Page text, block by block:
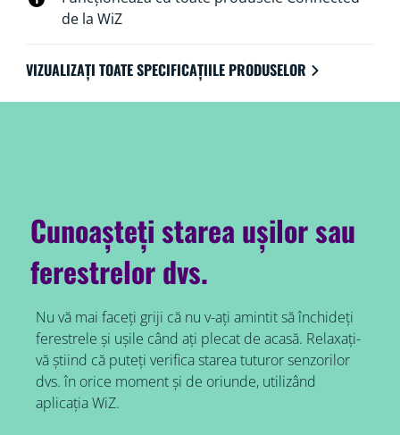
nivelul redus al bateriei din aplicația WiZ și un
de la WiZ
VIZUALIZAȚI TOATE SPECIFICAȚIILE PRODUSELOR
Cunoașteți starea ușilor sau
ferestrelor dvs.
Nu vă mai faceți griji că nu v-ați amintit să închideți
ferestrele și ușile când ați plecat de acasă. Relaxați-
vă știind că puteți verifica starea tuturor senzorilor
dvs. în orice moment și de oriunde, utilizând
aplicația WiZ.